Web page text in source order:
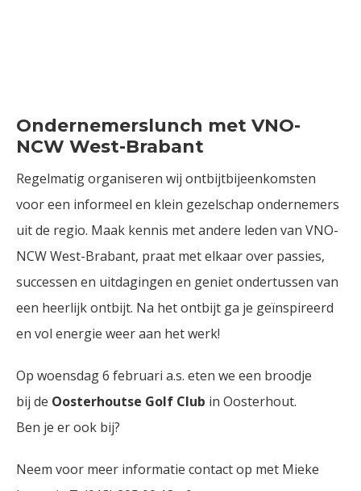
Ondernemerslunch met VNO-
NCW West-Brabant
Regelmatig organiseren wij ontbijtbijeenkomsten
voor een informeel en klein gezelschap ondernemers
uit de regio. Maak kennis met andere leden van VNO-
NCW West-Brabant, praat met elkaar over passies,
successen en uitdagingen en geniet ondertussen van
een heerlijk ontbijt. Na het ontbijt ga je geïnspireerd
en vol energie weer aan het werk!
Op woensdag 6 februari a.s. eten we een broodje
bij de Oosterhoutse Golf Club in Oosterhout.
Ben je er ook bij?
Neem voor meer informatie contact op met Mieke